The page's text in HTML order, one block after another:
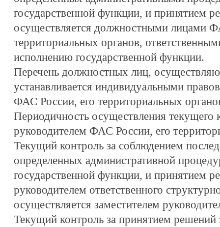
государственной функции, и принятием
осуществляется должностными лицами
территориальных органов,
исполнению государственной функции.
Перечень должностных лиц,
устанавливается индивидуальными
ФАС России, его территориальных
Периодичность осуществления текущего
руководителем ФАС России, его
Текущий контроль за соблюдением
определенных административной
государственной функции, и принятием
руководителем ответственного
осуществляется заместителем
Текущий контроль за принятием решений